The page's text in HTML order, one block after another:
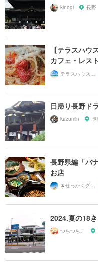
kinogi 長野
【テラスハ
カフェ・レス
テラスハウスが好き！
日帰り長野ド
kazumin
長野県編「バ
お店
🍌せっかくグルメまにあ🍌
2024.夏の18
つちつちこ